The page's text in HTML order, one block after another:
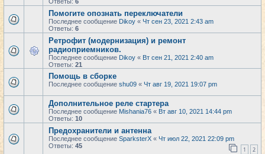
Помогите опознать переключатели
Последнее сообщение Dikoy « Чт сен 23, 2021 2:43 am
Ответы: 6
Ретрофит (модернизация) и ремонт
радиоприемников.
Последнее сообщение Dikoy « Вт сен 21, 2021 2:40 am
Ответы: 21
Помощь в сборке
Последнее сообщение shu09 « Чт авг 19, 2021 19:07 pm
Дополнительное реле стартера
Последнее сообщение Mishania76 « Вт авг 10, 2021 14:44 pm
Ответы: 10
Предохранители и антенна
Последнее сообщение SparksterX « Чт июл 22, 2021 22:09 pm
Ответы: 45 1 2